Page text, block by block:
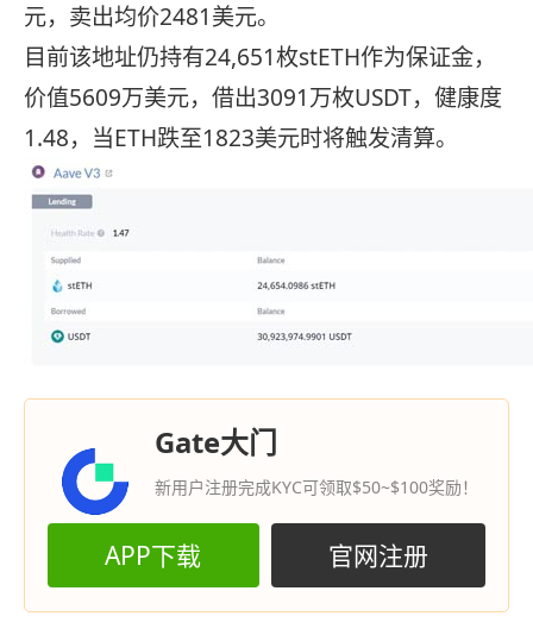
元，卖出均价2481美元。
目前该地址仍持有24,651枚stETH作为保证金，
价值5609万美元，借出3091万枚USDT，健康度
1.48，当ETH跌至1823美元时将触发清算。
Gate大门
新用户注册完成KYC可领取$50~$100奖励！
APP下载 官网注册